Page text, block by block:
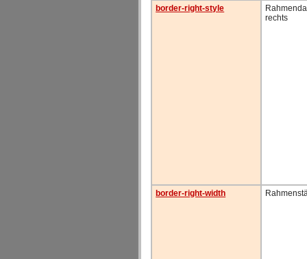
border-right-style
rechts
border-right-width